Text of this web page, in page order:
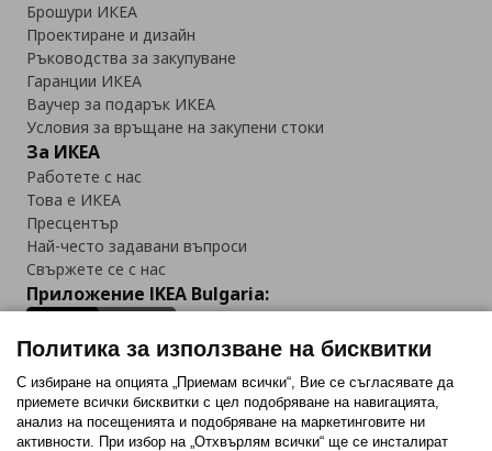
Брошури ИКЕА
Проектиране и дизайн
Ръководства за закупуване
Гаранции ИКЕА
Ваучер за подарък ИКЕА
Условия за връщане на закупени стоки
За ИКЕА
Работете с нас
Това е ИКЕА
Пресцентър
Най-често задавани въпроси
Свържете се с нас
Приложение IKEA Bulgaria:
Последвайте ни:
Политика за използване на бисквитки
С избиране на опцията „Приемам всички“, Вие се съгласявате да
приемете всички бисквитки с цел подобряване на навигацията,
анализ на посещенията и подобряване на маркетинговите ни
активности. При избор на „Отхвърлям всички“ ще се инсталират